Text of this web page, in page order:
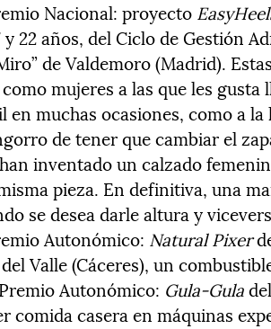
Nacional: proyecto
y 22 años, del Ciclo de Gestión
de Valdemoro (Madrid).
mujeres a las que les
en muchas ocasiones, como a
de tener que cambiar el
inventado un calzado
pieza. En definitiva, una
se desea darle altura y
Autonómico: Natural Pixer
Valle (Cáceres), un
Autonómico: Gula-Gula
comida casera en máquinas